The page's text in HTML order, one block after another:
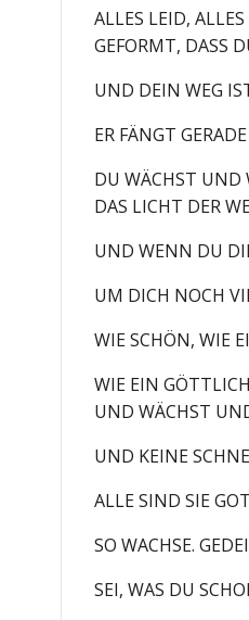
ALLES LEID,
GEFORMT, DASS
UND DEIN WEG
ER FÄNGT
DU WÄCHST UND
DAS LICHT DER
UND WENN DU
UM DICH NOCH
WIE SCHÖN, WIE
WIE EIN
UND WÄCHST
UND KEINE
ALLE SIND SIE
SO WACHSE.
SEI, WAS DU